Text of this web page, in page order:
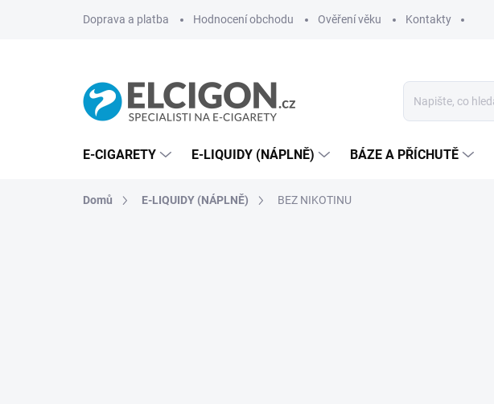
Doprava a platba Hodnocení obchodu Ověření věku Kontakty
E-CIGARETY E-LIQUIDY (NÁPLNĚ) BÁZE A PŘÍCHUTĚ
Domů E-LIQUIDY (NÁPLNĚ) BEZ NIKOTINU